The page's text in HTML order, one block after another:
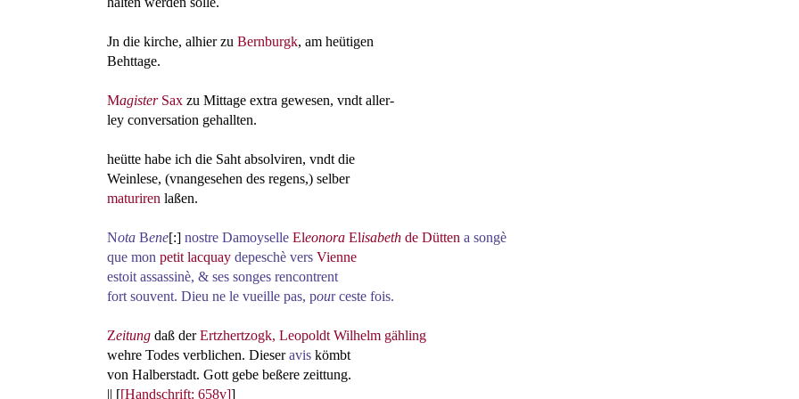
Jn die kirche, alhier zu Bernburgk, am heütigen
Behttage.
MagisterSax zu Mittage extra gewesen, vndt aller-
ley conversation gehallten.
heütte habe ich die Saht absolviren, vndt die
Weinlese, (vnangesehen des regens,) selber
maturiren laßen.
Nota Bene[:] nostre Damoyselle Eleonora Elisabeth de Dütten a songè
que mon petit lacquay depeschè vers Vienne
estoit assassinè, & ses songes rencontrent
fort souvent. Dieu ne le vueille pas, pour ceste fois.
Zeitung daß derErtzhertzogk, Leopoldt Wilhelm gähling
wehre Todes verblichen. Dieseravis kömbt
von Halberstadt. Gott gebe beßere zeittung.
|| [[Handschrift: 658v]]